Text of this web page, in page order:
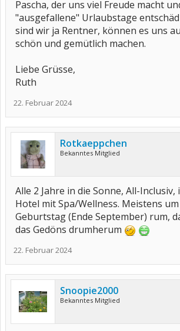
Pascha, der uns viel Freude macht
"ausgefallene" Urlaubstage
sind wir ja Rentner, können es uns
schön und gemütlich machen.
Liebe Grüsse,
Ruth
22. Februar 2024
Rotkaeppchen
Bekanntes Mitglied
Alle 2 Jahre in die Sonne, All-Inclusiv,
Hotel mit Spa/Wellness. Meistens
Geburtstag (Ende September) rum,
das Gedöns drumherum
22. Februar 2024
Snoopie2000
Bekanntes Mitglied